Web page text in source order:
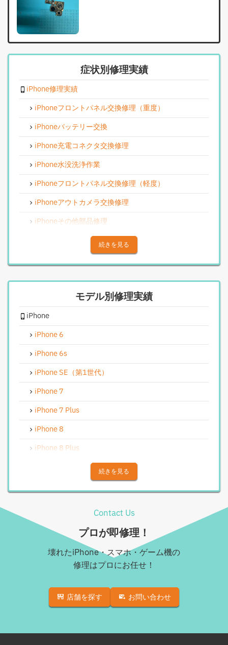
症状別修理実績
iPhone修理実績
iPhoneフロントパネル交換修理（重度）
iPhoneバッテリー交換
iPhone充電コネクタ交換修理
iPhone水没洗浄作業
iPhoneフロントパネル交換修理（軽度）
iPhoneアウトカメラ交換修理
iPhoneその他部品修理
iPhoneアウトカメラレンズ交換修理
iPhoneスピーカー関連修理
iPhoneカメラレンズガラス交換修理
iPhoneインカメラ交換修理
iPhoneリンゴループ、システム復旧
iPhone基板破損修理（軽度）
iPhoneバイブレータ交換修理
Android修理実績
Androidフロントパネル交換修理
Androidバッテリー交換
Android水没洗浄作業
Androidその他部品修理
Androidロゴループ、システム復旧
Android基板破損修理（軽度）
良）
iPadバッテリー交換
続きを見る
モデル別修理実績
iPhone
iPhone 6
iPhone 6s
iPhone SE（第1世代）
iPhone 7
iPhone 7 Plus
iPhone 8
iPhone 8 Plus
iPhone XR
iPhone 11 Pro
iPhone SE（第2世代）
続きを見る
Contact Us
プロが即修理！
壊れたiPhone・スマホ・ゲーム機の
修理はプロにお任せ！
店舗を探す お問い合わせ